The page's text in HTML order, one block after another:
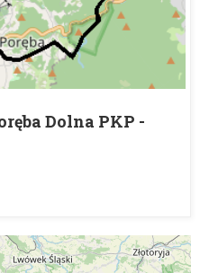
Dolna PKP -
Dolna PKP